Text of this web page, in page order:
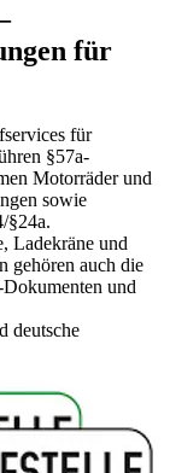
für
für
§57a-
Motorräder und
sowie
§24a.
Ladekräne und
gehören auch die
und
deutsche